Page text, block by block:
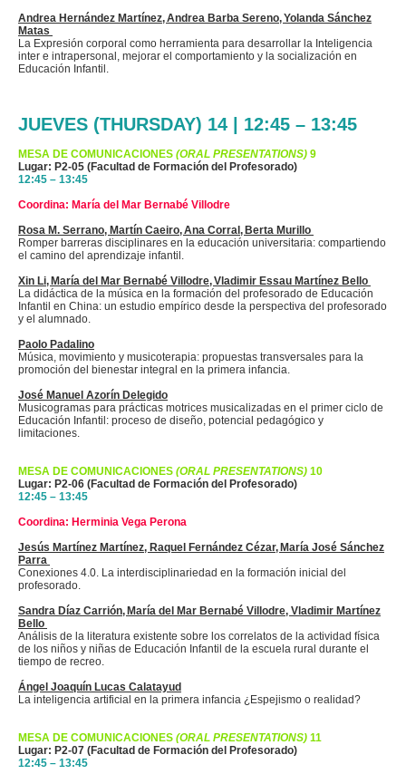
Andrea Hernández Martínez, Andrea Barba Sereno, Yolanda Sánchez
Matas
La Expresión corporal como herramienta para desarrollar la Inteligencia
inter e intrapersonal, mejorar el comportamiento y la socialización en
Educación Infantil.
JUEVES (THURSDAY) 14 | 12:45 – 13:45
MESA DE COMUNICACIONES (ORAL PRESENTATIONS) 9
Lugar: P2-05 (Facultad de Formación del Profesorado)
12:45 – 13:45
Coordina: María del Mar Bernabé Villodre
Rosa M. Serrano, Martín Caeiro, Ana Corral, Berta Murillo
Romper barreras disciplinares en la educación universitaria: compartiendo
el camino del aprendizaje infantil.
Xin Li, María del Mar Bernabé Villodre, Vladimir Essau Martínez Bello
La didáctica de la música en la formación del profesorado de Educación
Infantil en China: un estudio empírico desde la perspectiva del profesorado
y el alumnado.
Paolo Padalino
Música, movimiento y musicoterapia: propuestas transversales para la
promoción del bienestar integral en la primera infancia.
José Manuel Azorín Delegido
Musicogramas para prácticas motrices musicalizadas en el primer ciclo de
Educación Infantil: proceso de diseño, potencial pedagógico y
limitaciones.
MESA DE COMUNICACIONES (ORAL PRESENTATIONS) 10
Lugar: P2-06 (Facultad de Formación del Profesorado)
12:45 – 13:45
Coordina: Herminia Vega Perona
Jesús Martínez Martínez, Raquel Fernández Cézar, María José Sánchez
Parra
Conexiones 4.0. La interdisciplinariedad en la formación inicial del
profesorado.
Sandra Díaz Carrión, María del Mar Bernabé Villodre, Vladimir Martínez
Bello
Análisis de la literatura existente sobre los correlatos de la actividad física
de los niños y niñas de Educación Infantil de la escuela rural durante el
tiempo de recreo.
Ángel Joaquín Lucas Calatayud
La inteligencia artificial en la primera infancia ¿Espejismo o realidad?
MESA DE COMUNICACIONES (ORAL PRESENTATIONS) 11
Lugar: P2-07 (Facultad de Formación del Profesorado)
12:45 – 13:45